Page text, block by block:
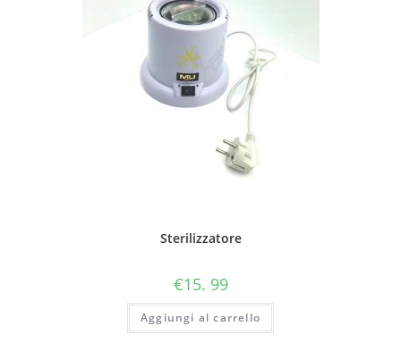
Sterilizzatore
€15. 99
Aggiungi al carrello